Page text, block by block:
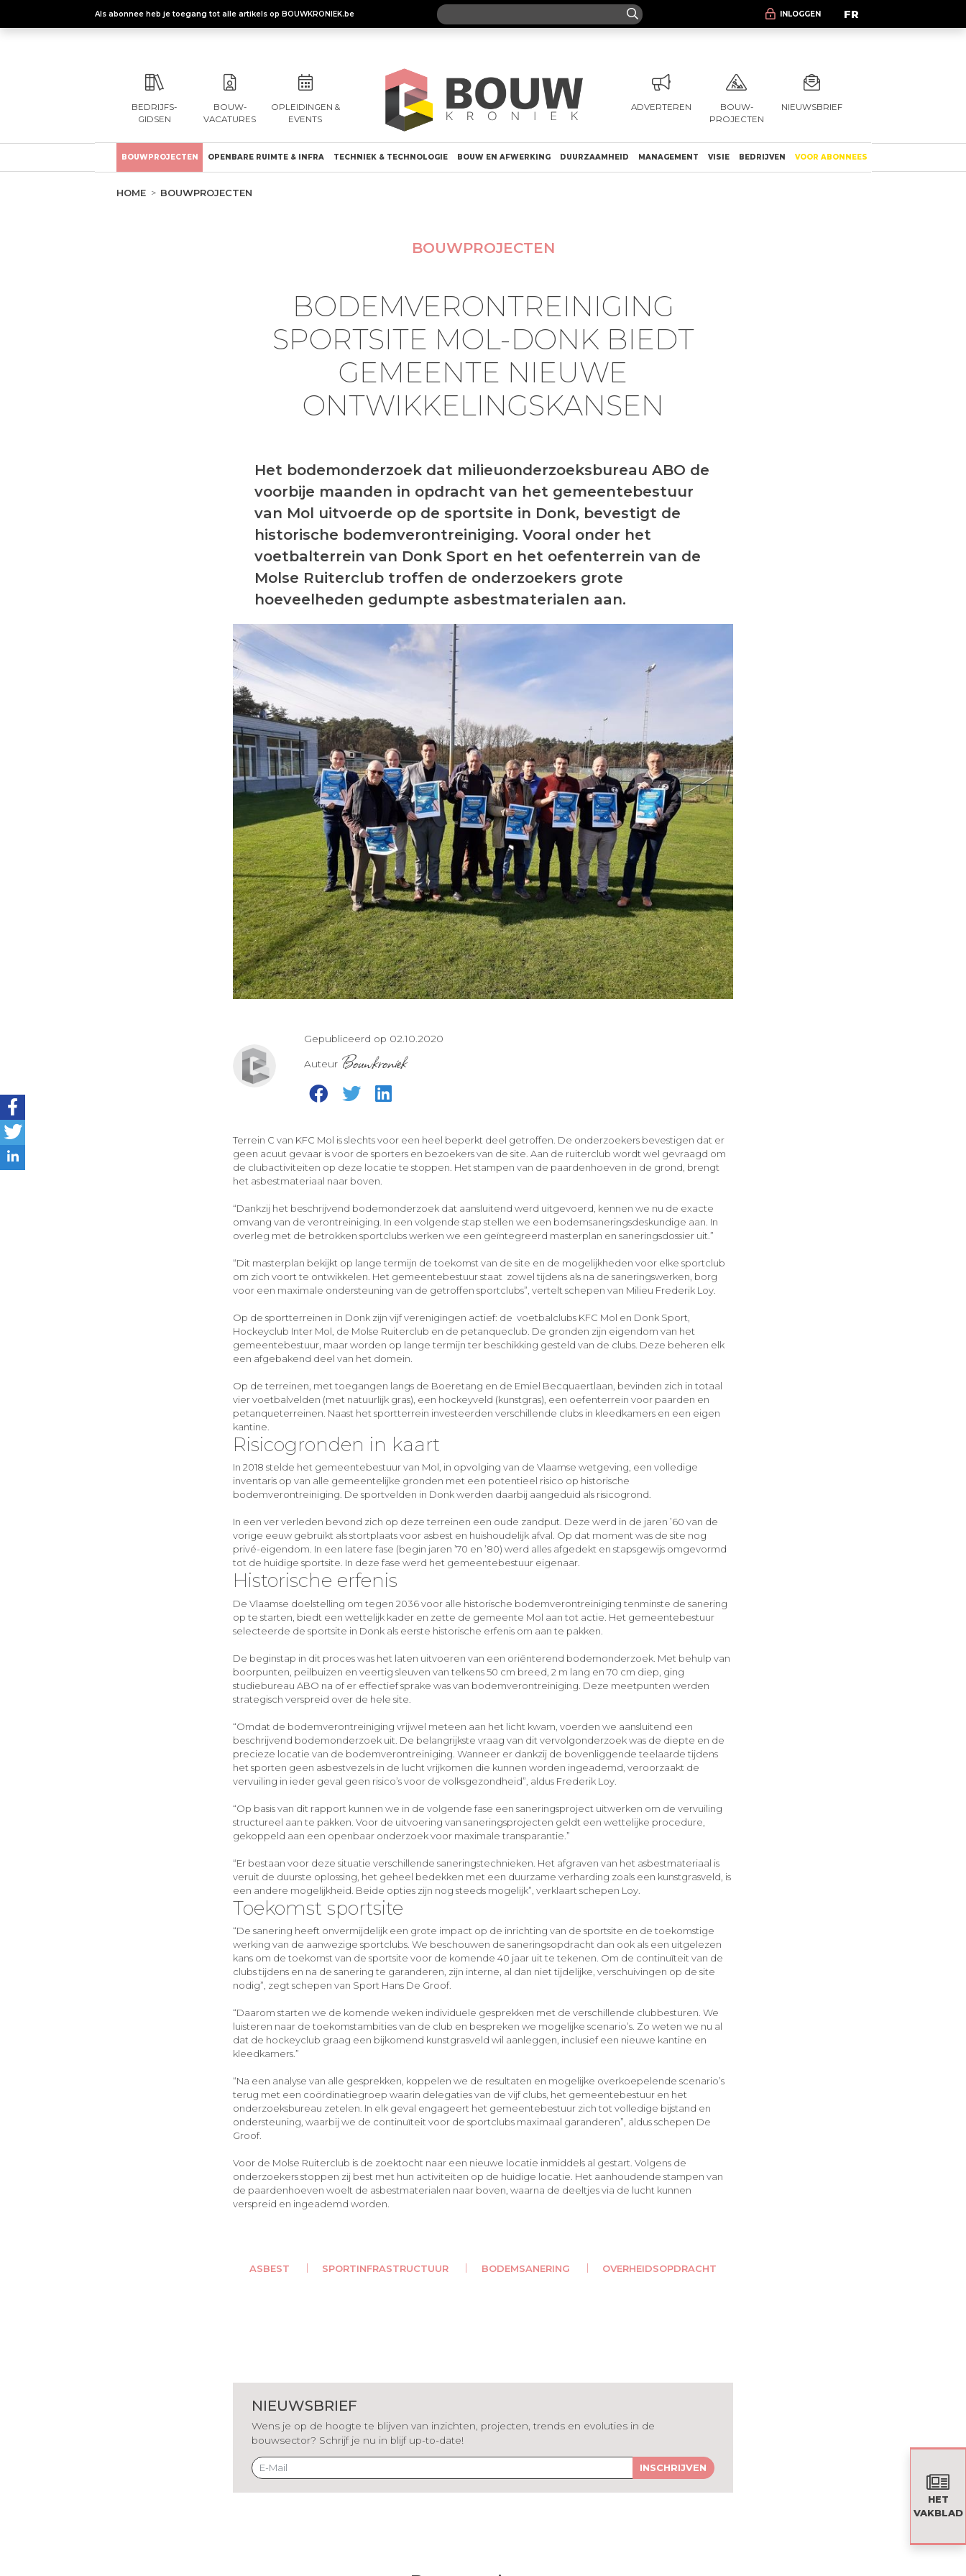
Als abonnee heb je toegang tot alle artikels op BOUWKRONIEK.be INLOGGEN FR
BEDRIJFS-
GIDSEN
BOUW-
VACATURES
OPLEIDINGEN &
EVENTS
ADVERTEREN
BOUW-
PROJECTEN
NIEUWSBRIEF
BOUWPROJECTEN OPENBARE RUIMTE & INFRA TECHNIEK & TECHNOLOGIE BOUW EN AFWERKING DUURZAAMHEID MANAGEMENT VISIE BEDRIJVEN VOOR ABONNEES
HOME BOUWPROJECTEN
BOUWPROJECTEN
BODEMVERONTREINIGING
SPORTSITE MOL-DONK BIEDT
GEMEENTE NIEUWE
ONTWIKKELINGSKANSEN
Het bodemonderzoek dat milieuonderzoeksbureau ABO de
voorbije maanden in opdracht van het gemeentebestuur
van Mol uitvoerde op de sportsite in Donk, bevestigt de
historische bodemverontreiniging. Vooral onder het
voetbalterrein van Donk Sport en het oefenterrein van de
Molse Ruiterclub troffen de onderzoekers grote
hoeveelheden gedumpte asbestmaterialen aan.
Gepubliceerd op 02.10.2020
Auteur Bouwkroniek
Terrein C van KFC Mol is slechts voor een heel beperkt deel getroffen. De onderzoekers bevestigen dat er
geen acuut gevaar is voor de sporters en bezoekers van de site. Aan de ruiterclub wordt wel gevraagd om
de clubactiviteiten op deze locatie te stoppen. Het stampen van de paardenhoeven in de grond, brengt
het asbestmateriaal naar boven.
“Dankzij het beschrijvend bodemonderzoek dat aansluitend werd uitgevoerd, kennen we nu de exacte
omvang van de verontreiniging. In een volgende stap stellen we een bodemsaneringsdeskundige aan. In
overleg met de betrokken sportclubs werken we een geïntegreerd masterplan en saneringsdossier uit.”
“Dit masterplan bekijkt op lange termijn de toekomst van de site en de mogelijkheden voor elke sportclub
om zich voort te ontwikkelen. Het gemeentebestuur staat zowel tijdens als na de saneringswerken, borg
voor een maximale ondersteuning van de getroffen sportclubs”, vertelt schepen van Milieu Frederik Loy.
Op de sportterreinen in Donk zijn vijf verenigingen actief: de voetbalclubs KFC Mol en Donk Sport,
Hockeyclub Inter Mol, de Molse Ruiterclub en de petanqueclub. De gronden zijn eigendom van het
gemeentebestuur, maar worden op lange termijn ter beschikking gesteld van de clubs. Deze beheren elk
een afgebakend deel van het domein.
Op de terreinen, met toegangen langs de Boeretang en de Emiel Becquaertlaan, bevinden zich in totaal
vier voetbalvelden (met natuurlijk gras), een hockeyveld (kunstgras), een oefenterrein voor paarden en
petanqueterreinen. Naast het sportterrein investeerden verschillende clubs in kleedkamers en een eigen
kantine.
Risicogronden in kaart
In 2018 stelde het gemeentebestuur van Mol, in opvolging van de Vlaamse wetgeving, een volledige
inventaris op van alle gemeentelijke gronden met een potentieel risico op historische
bodemverontreiniging. De sportvelden in Donk werden daarbij aangeduid als risicogrond.
In een ver verleden bevond zich op deze terreinen een oude zandput. Deze werd in de jaren ’60 van de
vorige eeuw gebruikt als stortplaats voor asbest en huishoudelijk afval. Op dat moment was de site nog
privé-eigendom. In een latere fase (begin jaren ’70 en ’80) werd alles afgedekt en stapsgewijs omgevormd
tot de huidige sportsite. In deze fase werd het gemeentebestuur eigenaar.
Historische erfenis
De Vlaamse doelstelling om tegen 2036 voor alle historische bodemverontreiniging tenminste de sanering
op te starten, biedt een wettelijk kader en zette de gemeente Mol aan tot actie. Het gemeentebestuur
selecteerde de sportsite in Donk als eerste historische erfenis om aan te pakken.
De beginstap in dit proces was het laten uitvoeren van een oriënterend bodemonderzoek. Met behulp van
boorpunten, peilbuizen en veertig sleuven van telkens 50 cm breed, 2 m lang en 70 cm diep, ging
studiebureau ABO na of er effectief sprake was van bodemverontreiniging. Deze meetpunten werden
strategisch verspreid over de hele site.
“Omdat de bodemverontreiniging vrijwel meteen aan het licht kwam, voerden we aansluitend een
beschrijvend bodemonderzoek uit. De belangrijkste vraag van dit vervolgonderzoek was de diepte en de
precieze locatie van de bodemverontreiniging. Wanneer er dankzij de bovenliggende teelaarde tijdens
het sporten geen asbestvezels in de lucht vrijkomen die kunnen worden ingeademd, veroorzaakt de
vervuiling in ieder geval geen risico’s voor de volksgezondheid”, aldus Frederik Loy.
“Op basis van dit rapport kunnen we in de volgende fase een saneringsproject uitwerken om de vervuiling
structureel aan te pakken. Voor de uitvoering van saneringsprojecten geldt een wettelijke procedure,
gekoppeld aan een openbaar onderzoek voor maximale transparantie.”
“Er bestaan voor deze situatie verschillende saneringstechnieken. Het afgraven van het asbestmateriaal is
veruit de duurste oplossing, het geheel bedekken met een duurzame verharding zoals een kunstgrasveld, is
een andere mogelijkheid. Beide opties zijn nog steeds mogelijk”, verklaart schepen Loy.
Toekomst sportsite
“De sanering heeft onvermijdelijk een grote impact op de inrichting van de sportsite en de toekomstige
werking van de aanwezige sportclubs. We beschouwen de saneringsopdracht dan ook als een uitgelezen
kans om de toekomst van de sportsite voor de komende 40 jaar uit te tekenen. Om de continuïteit van de
clubs tijdens en na de sanering te garanderen, zijn interne, al dan niet tijdelijke, verschuivingen op de site
nodig”, zegt schepen van Sport Hans De Groof.
“Daarom starten we de komende weken individuele gesprekken met de verschillende clubbesturen. We
luisteren naar de toekomstambities van de club en bespreken we mogelijke scenario’s. Zo weten we nu al
dat de hockeyclub graag een bijkomend kunstgrasveld wil aanleggen, inclusief een nieuwe kantine en
kleedkamers.”
“Na een analyse van alle gesprekken, koppelen we de resultaten en mogelijke overkoepelende scenario’s
terug met een coördinatiegroep waarin delegaties van de vijf clubs, het gemeentebestuur en het
onderzoeksbureau zetelen. In elk geval engageert het gemeentebestuur zich tot volledige bijstand en
ondersteuning, waarbij we de continuïteit voor de sportclubs maximaal garanderen”, aldus schepen De
Groof.
Voor de Molse Ruiterclub is de zoektocht naar een nieuwe locatie inmiddels al gestart. Volgens de
onderzoekers stoppen zij best met hun activiteiten op de huidige locatie. Het aanhoudende stampen van
de paardenhoeven woelt de asbestmaterialen naar boven, waarna de deeltjes via de lucht kunnen
verspreid en ingeademd worden.
ASBEST SPORTINFRASTRUCTUUR BODEMSANERING OVERHEIDSOPDRACHT
NIEUWSBRIEF
Wens je op de hoogte te blijven van inzichten, projecten, trends en evoluties in de
bouwsector? Schrijf je nu in blijf up-to-date!
INSCHRIJVEN
HET
VAKBLAD